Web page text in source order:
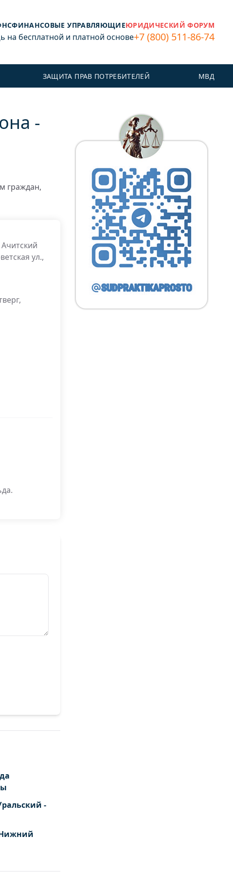
ФИНАНСОВЫЕ УПРАВЛЯЮЩИЕЮРИДИЧЕСКИЙ ФОРУМ
бесплатной и платной основе+7 (800) 511-86-74
ЗАЩИТА ПРАВ ПОТРЕБИТЕЛЕЙ МВД
-
граждан,
ул.,
-
Нижний